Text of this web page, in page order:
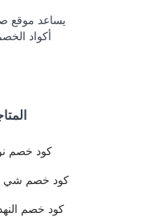
يساعد موقع
أكواد
كود خصم
كود خصم شي
كود خصم